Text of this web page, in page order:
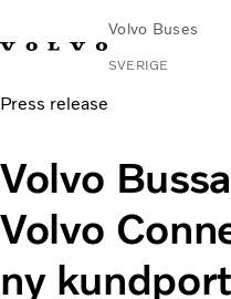
Volvo Buses
SVERIGE
Change
Kontakta
Turistbussar
Tjänster
Varför Volvo?
Press release
Volvo
Volvo
ny